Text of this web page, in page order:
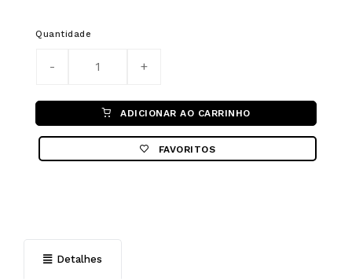
Quantidade
ADICIONAR AO CARRINHO
FAVORITOS
Detalhes